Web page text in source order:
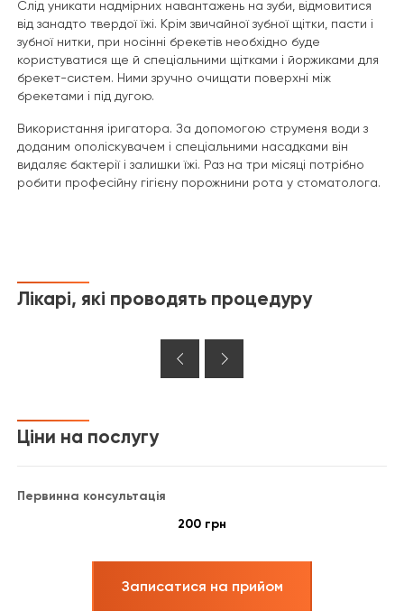
Слід уникати надмірних навантажень на зуби, відмовитися
від занадто твердої їжі. Крім звичайної зубної щітки, пасти і
зубної нитки, при носінні брекетів необхідно буде
користуватися ще й спеціальними щітками і йоржиками для
брекет-систем. Ними зручно очищати поверхні між
брекетами і під дугою.
Використання іригатора. За допомогою струменя води з
доданим ополіскувачем і спеціальними насадками він
видаляє бактерії і залишки їжі. Раз на три місяці потрібно
робити професійну гігієну порожнини рота у стоматолога.
Лікарі, які проводять процедуру
Ціни на послугу
Первинна консультація
200 грн
Записатися на прийом